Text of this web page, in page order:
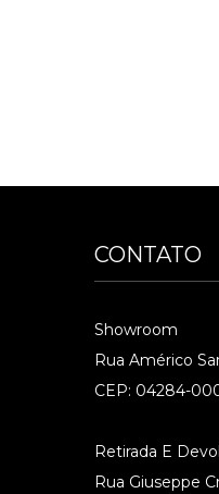
CONTATO
Showroom
Rua Américo
CEP: 04284-
Retirada E
Rua Giuseppe